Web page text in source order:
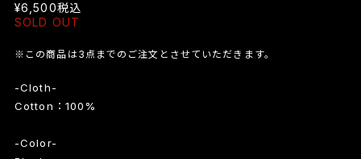
¥6,500税込
SOLD OUT
※この商品は3点までのご注文とさせていただきます。
-Cloth-
Cotton：100%
-Color-